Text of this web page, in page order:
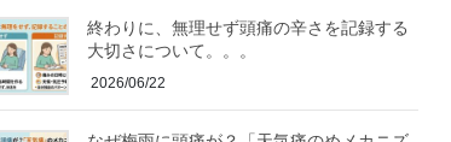
終わりに、無理せず頭痛の辛さを記録する
大切さについて。。。
2026/06/22